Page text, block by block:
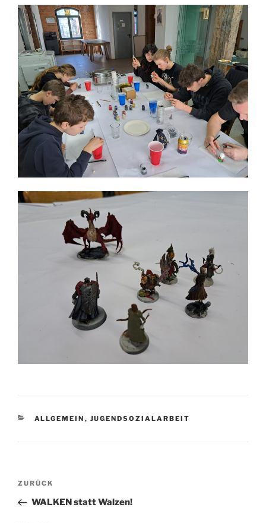
KATEGORIEN
ALLGEMEIN , JUGENDSOZIALARBEIT
Beitragsnavigation
Vorheriger
Beitrag
ZURÜCK
WALKEN statt Walzen!